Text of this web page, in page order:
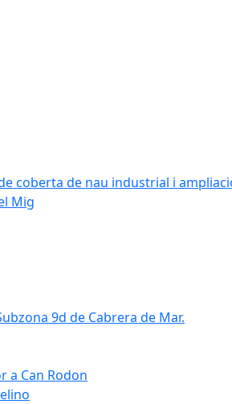
coberta de nau industrial i
Mig
9d de Cabrera de Mar.
a Can Rodon